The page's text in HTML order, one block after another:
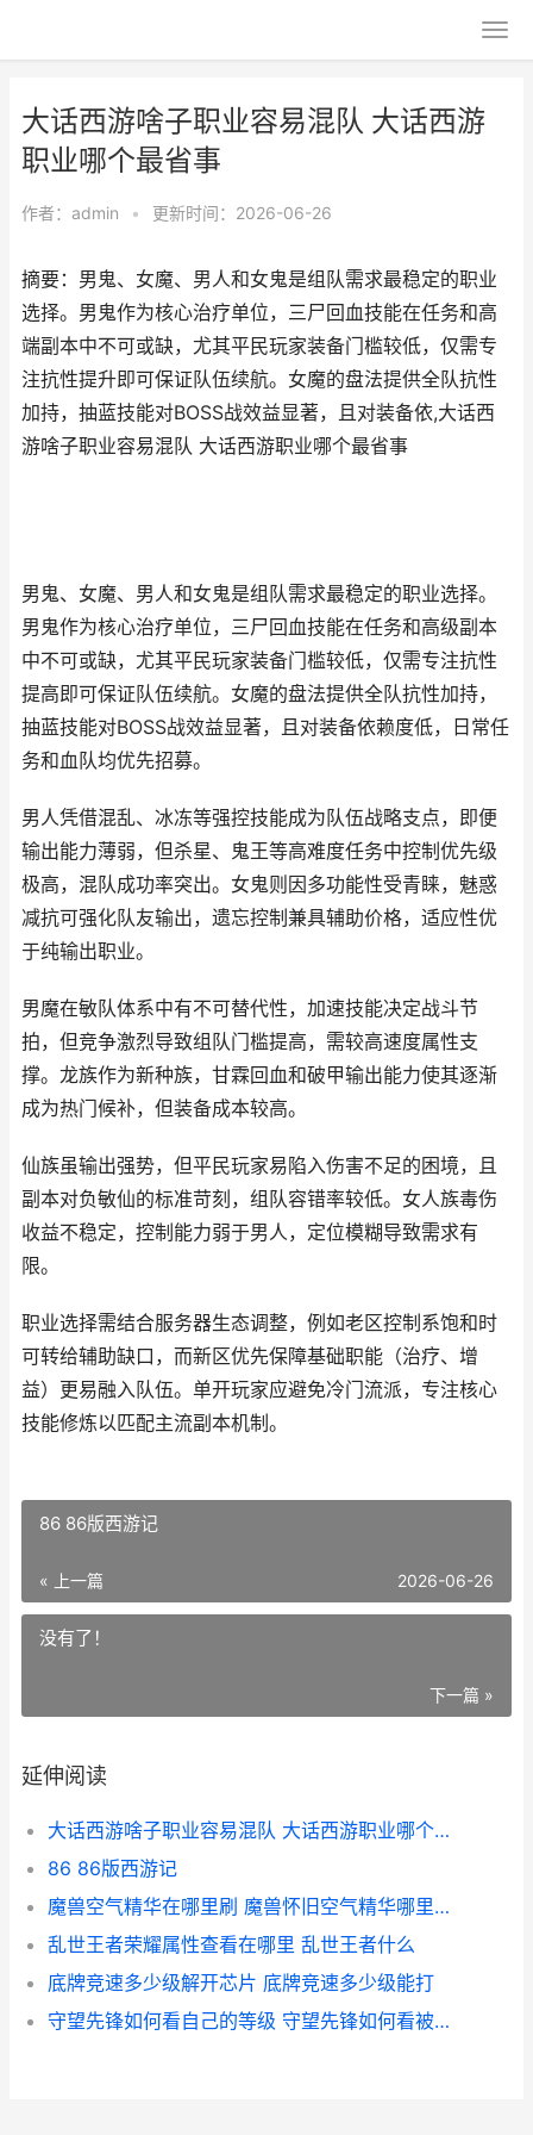
大话西游啥子职业容易混队 大话西游
职业哪个最省事
作者： admin • 更新时间：2026-06-26
摘要：男鬼、女魔、男人和女鬼是组队需求最稳定的职业
选择。男鬼作为核心治疗单位，三尸回血技能在任务和高
端副本中不可或缺，尤其平民玩家装备门槛较低，仅需专
注抗性提升即可保证队伍续航。女魔的盘法提供全队抗性
加持，抽蓝技能对BOSS战效益显著，且对装备依,大话西
游啥子职业容易混队 大话西游职业哪个最省事
男鬼、女魔、男人和女鬼是组队需求最稳定的职业选择。
男鬼作为核心治疗单位，三尸回血技能在任务和高级副本
中不可或缺，尤其平民玩家装备门槛较低，仅需专注抗性
提高即可保证队伍续航。女魔的盘法提供全队抗性加持，
抽蓝技能对BOSS战效益显著，且对装备依赖度低，日常任
务和血队均优先招募。
男人凭借混乱、冰冻等强控技能成为队伍战略支点，即便
输出能力薄弱，但杀星、鬼王等高难度任务中控制优先级
极高，混队成功率突出。女鬼则因多功能性受青睐，魅惑
减抗可强化队友输出，遗忘控制兼具辅助价格，适应性优
于纯输出职业。
男魔在敏队体系中有不可替代性，加速技能决定战斗节
拍，但竞争激烈导致组队门槛提高，需较高速度属性支
撑。龙族作为新种族，甘霖回血和破甲输出能力使其逐渐
成为热门候补，但装备成本较高。
仙族虽输出强势，但平民玩家易陷入伤害不足的困境，且
副本对负敏仙的标准苛刻，组队容错率较低。女人族毒伤
收益不稳定，控制能力弱于男人，定位模糊导致需求有
限。
职业选择需结合服务器生态调整，例如老区控制系饱和时
可转给辅助缺口，而新区优先保障基础职能（治疗、增
益）更易融入队伍。单开玩家应避免冷门流派，专注核心
技能修炼以匹配主流副本机制。
86 86版西游记
« 上一篇 2026-06-26
没有了！
下一篇 »
延伸阅读
大话西游啥子职业容易混队 大话西游职业哪个最省事
86 86版西游记
魔兽空气精华在哪里刷 魔兽怀旧空气精华哪里出图
乱世王者荣耀属性查看在哪里 乱世王者什么
底牌竞速多少级解开芯片 底牌竞速多少级能打
守望先锋如何看自己的等级 守望先锋如何看被治疗量